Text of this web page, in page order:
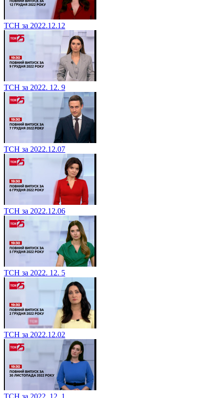
ТСН за 2022.12.12
ТСН за 2022. 12. 9
ТСН за 2022.12.07
ТСН за 2022.12.06
ТСН за 2022. 12. 5
ТСН за 2022.12.02
ТСН за 2022. 12. 1